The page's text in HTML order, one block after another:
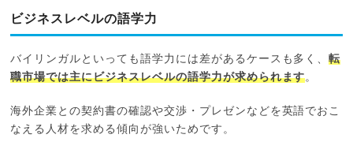
ビジネスレベルの語学力
バイリンガルといっても語学力には差があるケースも多く、転
職市場では主にビジネスレベルの語学力が求められます。
海外企業との契約書の確認や交渉・プレゼンなどを英語でおこ
なえる人材を求める傾向が強いためです。